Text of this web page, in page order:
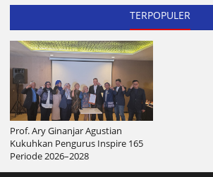
TERPOPULER
Prof. Ary Ginanjar Agustian
Kukuhkan Pengurus Inspire 165
Periode 2026–2028